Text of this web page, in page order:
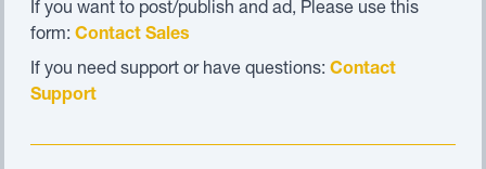
If you want to post/publish and ad, Please use this
form: Contact Sales
If you need support or have questions: Contact
Support